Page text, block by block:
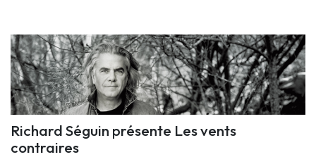
Richard Séguin présente Les vents
contraires